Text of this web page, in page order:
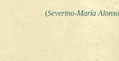
(Severino-María